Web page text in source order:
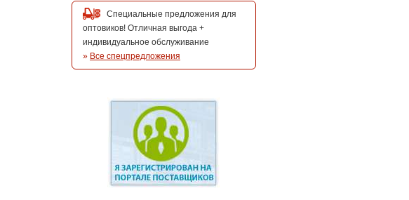
Специальные предложения для
оптовиков! Отличная выгода +
индивидуальное обслуживание
» Все спецпредложения